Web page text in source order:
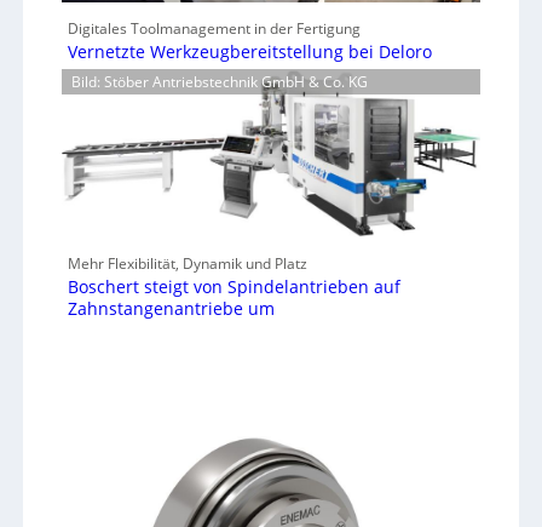
Digitales Toolmanagement in der Fertigung
Vernetzte Werkzeugbereitstellung bei Deloro
Bild: Stöber Antriebstechnik GmbH & Co. KG
Mehr Flexibilität, Dynamik und Platz
Boschert steigt von Spindelantrieben auf
Zahnstangenantriebe um